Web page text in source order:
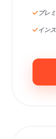
プレ
イン